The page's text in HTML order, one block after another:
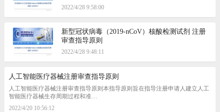
2022/4/28 9:58:00
新型冠状病毒（2019-nCoV）核酸检测试剂 注册
审查指导原则
2022/4/28 9:48:11
人工智能医疗器械注册审查指导原则
人工智能医疗器械注册审查指导原则本指导原则旨在指导注册申请人建立人工
智能医疗器械生存周期过程和准…
2022/4/20 10:56:12